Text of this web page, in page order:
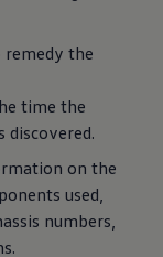
the
time the
discovered.
on the
used,
numbers,